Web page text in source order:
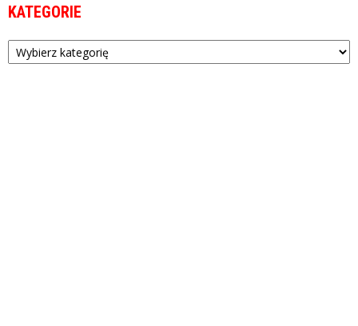
KATEGORIE
Kategorie